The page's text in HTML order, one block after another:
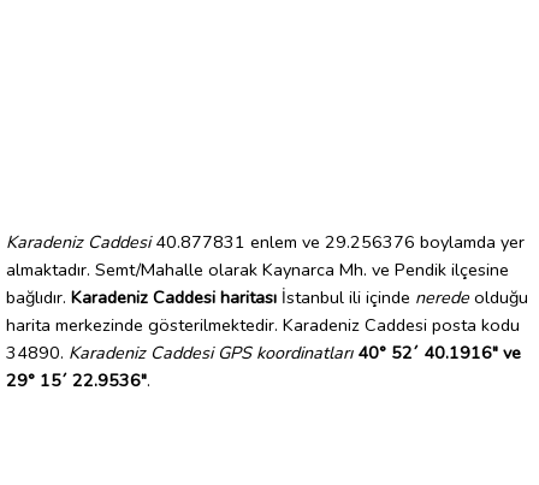
Karadeniz Caddesi40.877831 enlem ve 29.256376 boylamda yer
almaktadır. Semt/Mahalle olarak Kaynarca Mh. ve Pendik ilçesine
bağlıdır. Karadeniz Caddesi haritası İstanbul ili içinde nerede olduğu
harita merkezinde gösterilmektedir. Karadeniz Caddesi posta kodu
34890. Karadeniz Caddesi GPS koordinatları 40° 52´ 40.1916" ve
29° 15´ 22.9536".